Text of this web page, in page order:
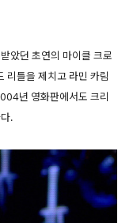
았던 초연의 마이클 크로
리틀을 제치고 라민 카림
년 영화판에서도 크리
.